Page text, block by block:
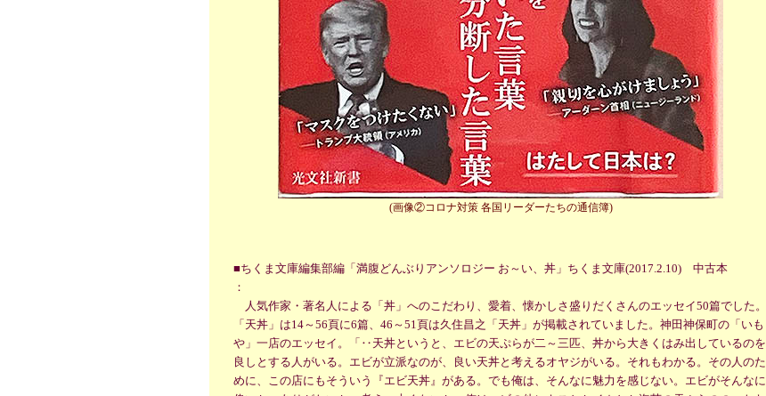
(画像②コロナ対策 各国リーダーたちの通信簿)
■ちくま文庫編集部編「満腹どんぶりアンソロジー お～い、丼」ちくま文庫(2017.2.10) 中古本
：
人気作家・著名人による「丼」へのこだわり、愛着、懐かしさ盛りだくさんのエッセイ50篇でした。
「天丼」は14～56頁に6篇、46～51頁は久住昌之「天丼」が掲載されていました。神田神保町の「いも
や」一店のエッセイ。「‥天丼というと、エビの天ぷらが二～三匹、丼から大きくはみ出しているのを
良しとする人がいる。エビが立派なのが、良い天丼と考えるオヤジがいる。それもわかる。その人のた
めに、この店にもそういう『エビ天丼』がある。でも俺は、そんなに魅力を感じない。エビがそんなに